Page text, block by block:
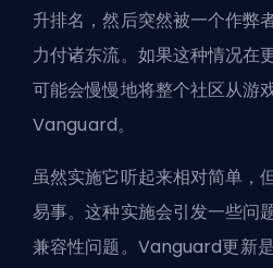
升排名，然后突然被一个作弊
力付诸东流。如果这种情况在
可能会慢慢地将整个社区从游
Vanguard。
虽然实施它听起来相对简单，
易事。这种实施会引发一些问
兼容性问题。Vanguard更新